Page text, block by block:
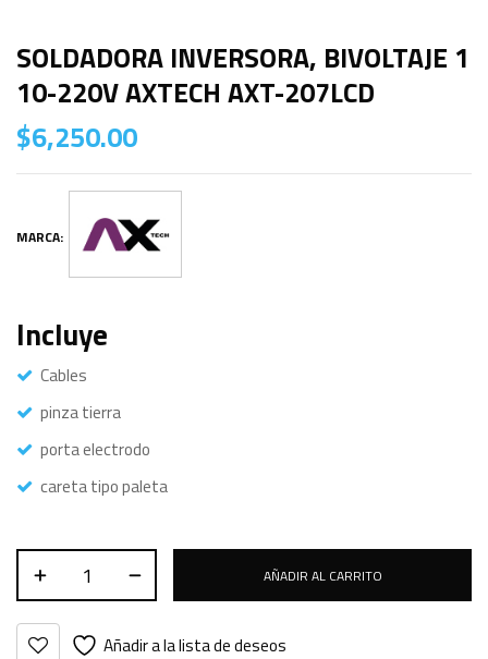
SOLDADORA INVERSORA, BIVOLTAJE 1
10-220V AXTECH AXT-207LCD
$6,250.00
MARCA:
Incluye
Cables
pinza tierra
porta electrodo
careta tipo paleta
AÑADIR AL CARRITO
Añadir a la lista de deseos